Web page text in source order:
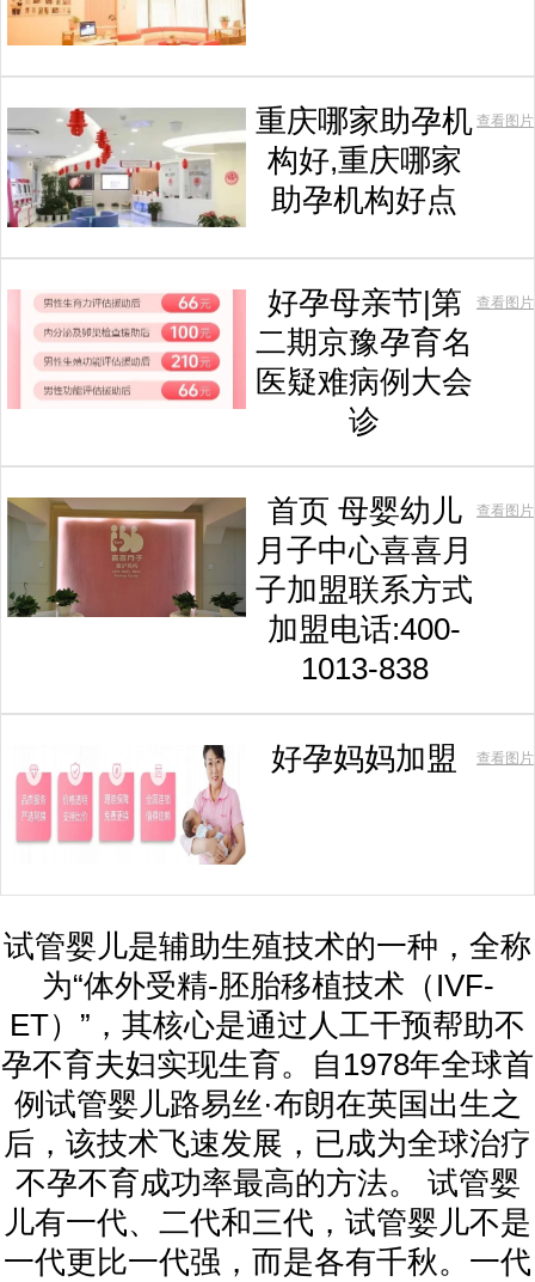
重庆哪家助孕机
构好,重庆哪家
助孕机构好点
查看图片
好孕母亲节|第
二期京豫孕育名
医疑难病例大会
诊
查看图片
首页 母婴幼儿
月子中心喜喜月
子加盟联系方式
加盟电话:400-
1013-838
查看图片
好孕妈妈加盟 查看图片
试管婴儿是辅助生殖技术的一种，全称
为“体外受精-胚胎移植技术（IVF-
ET）”，其核心是通过人工干预帮助不
孕不育夫妇实现生育。自1978年全球首
例试管婴儿路易丝·布朗在英国出生之
后，该技术飞速发展，已成为全球治疗
不孕不育成功率最高的方法。 试管婴
儿有一代、二代和三代，试管婴儿不是
一代更比一代强，而是各有千秋。一代